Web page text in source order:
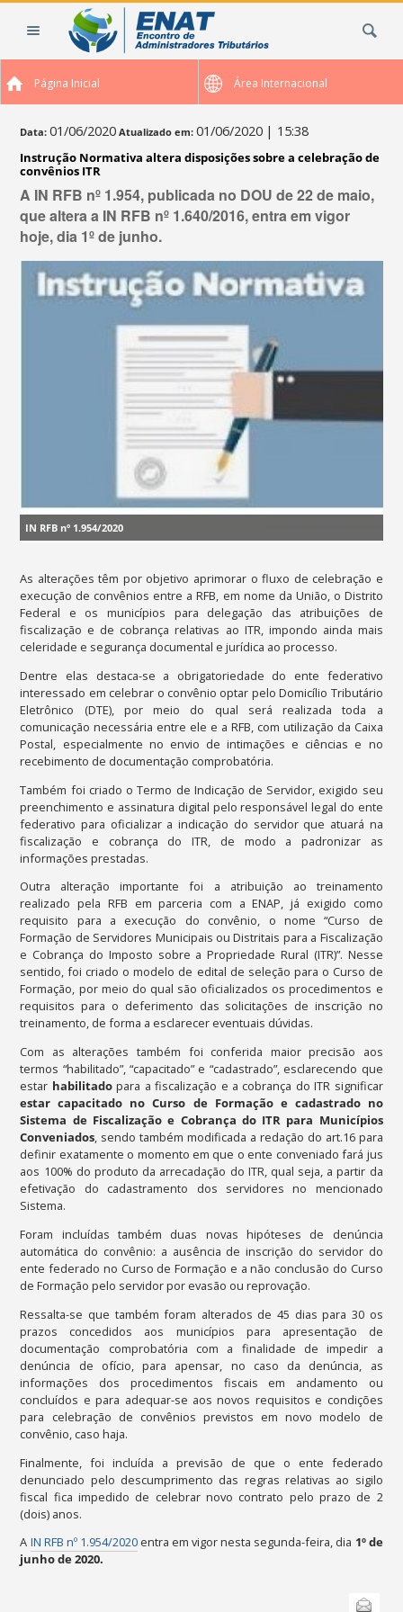
Página Inicial Área Internacional
Data: 01/06/2020 Atualizado em: 01/06/2020 | 15:38
Instrução Normativa altera disposições sobre a celebração de
convênios ITR
A IN RFB nº 1.954, publicada no DOU de 22 de maio,
que altera a IN RFB nº 1.640/2016, entra em vigor
hoje, dia 1º de junho.
IN RFB nº 1.954/2020
As alterações têm por objetivo aprimorar o fluxo de celebração e
execução de convênios entre a RFB, em nome da União, o Distrito
Federal e os municípios para delegação das atribuições de
fiscalização e de cobrança relativas ao ITR, impondo ainda mais
celeridade e segurança documental e jurídica ao processo.
Dentre elas destaca-se a obrigatoriedade do ente federativo
interessado em celebrar o convênio optar pelo Domicílio Tributário
Eletrônico (DTE), por meio do qual será realizada toda a
comunicação necessária entre ele e a RFB, com utilização da Caixa
Postal, especialmente no envio de intimações e ciências e no
recebimento de documentação comprobatória.
Também foi criado o Termo de Indicação de Servidor, exigido seu
preenchimento e assinatura digital pelo responsável legal do ente
federativo para oficializar a indicação do servidor que atuará na
fiscalização e cobrança do ITR, de modo a padronizar as
informações prestadas.
Outra alteração importante foi a atribuição ao treinamento
realizado pela RFB em parceria com a ENAP, já exigido como
requisito para a execução do convênio, o nome “Curso de
Formação de Servidores Municipais ou Distritais para a Fiscalização
e Cobrança do Imposto sobre a Propriedade Rural (ITR)”. Nesse
sentido, foi criado o modelo de edital de seleção para o Curso de
Formação, por meio do qual são oficializados os procedimentos e
requisitos para o deferimento das solicitações de inscrição no
treinamento, de forma a esclarecer eventuais dúvidas.
Com as alterações também foi conferida maior precisão aos
termos “habilitado”, “capacitado” e “cadastrado”, esclarecendo que
estar habilitadopara a fiscalização e a cobrança do ITR significar
estar capacitado no Curso de Formação e cadastrado no
Sistema de Fiscalização e Cobrança do ITR para Municípios
Conveniados, sendo também modificada a redação do art.16 para
definir exatamente o momento em que o ente conveniado fará jus
aos 100% do produto da arrecadação do ITR, qual seja, a partir da
efetivação do cadastramento dos servidores no mencionado
Sistema.
Foram incluídas também duas novas hipóteses de denúncia
automática do convênio: a ausência de inscrição do servidor do
ente federado no Curso de Formação e a não conclusão do Curso
de Formação pelo servidor por evasão ou reprovação.
Ressalta-se que também foram alterados de 45 dias para 30 os
prazos concedidos aos municípios para apresentação de
documentação comprobatória com a finalidade de impedir a
denúncia de ofício, para apensar, no caso da denúncia, as
informações dos procedimentos fiscais em andamento ou
concluídos e para adequar-se aos novos requisitos e condições
para celebração de convênios previstos em novo modelo de
convênio, caso haja.
Finalmente, foi incluída a previsão de que o ente federado
denunciado pelo descumprimento das regras relativas ao sigilo
fiscal fica impedido de celebrar novo contrato pelo prazo de 2
(dois) anos.
A IN RFB nº 1.954/2020entra em vigor nesta segunda-feira, dia 1º de
junho de 2020.